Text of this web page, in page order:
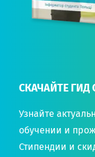
СКАЧАЙТЕ
Узнайте
обучении и
Стипендии и